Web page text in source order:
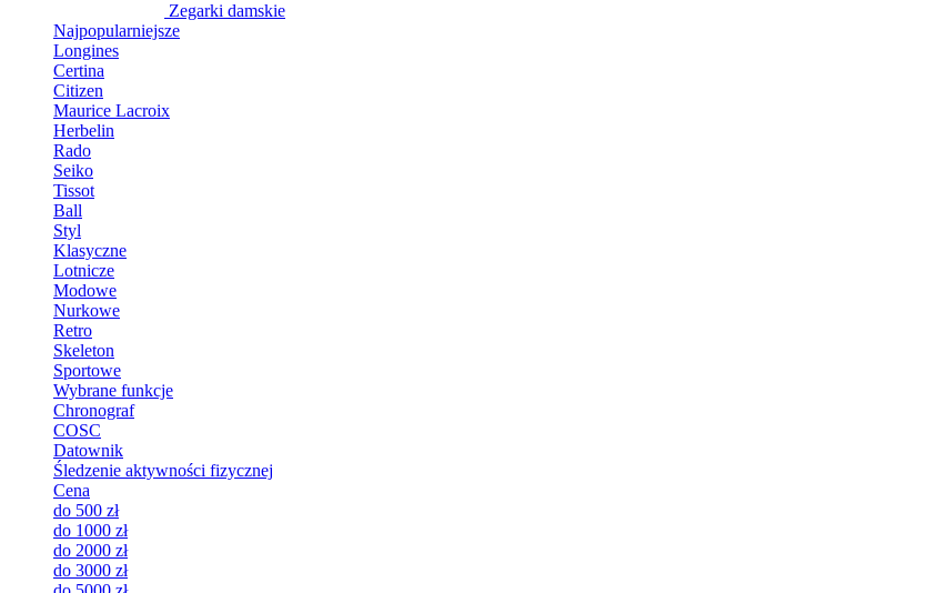
Zegarki damskie
Najpopularniejsze
Longines
Certina
Citizen
Maurice Lacroix
Herbelin
Rado
Seiko
Tissot
Ball
Styl
Klasyczne
Lotnicze
Modowe
Nurkowe
Retro
Skeleton
Sportowe
Wybrane funkcje
Chronograf
COSC
Datownik
Śledzenie aktywności fizycznej
Cena
do 500 zł
do 1000 zł
do 2000 zł
do 3000 zł